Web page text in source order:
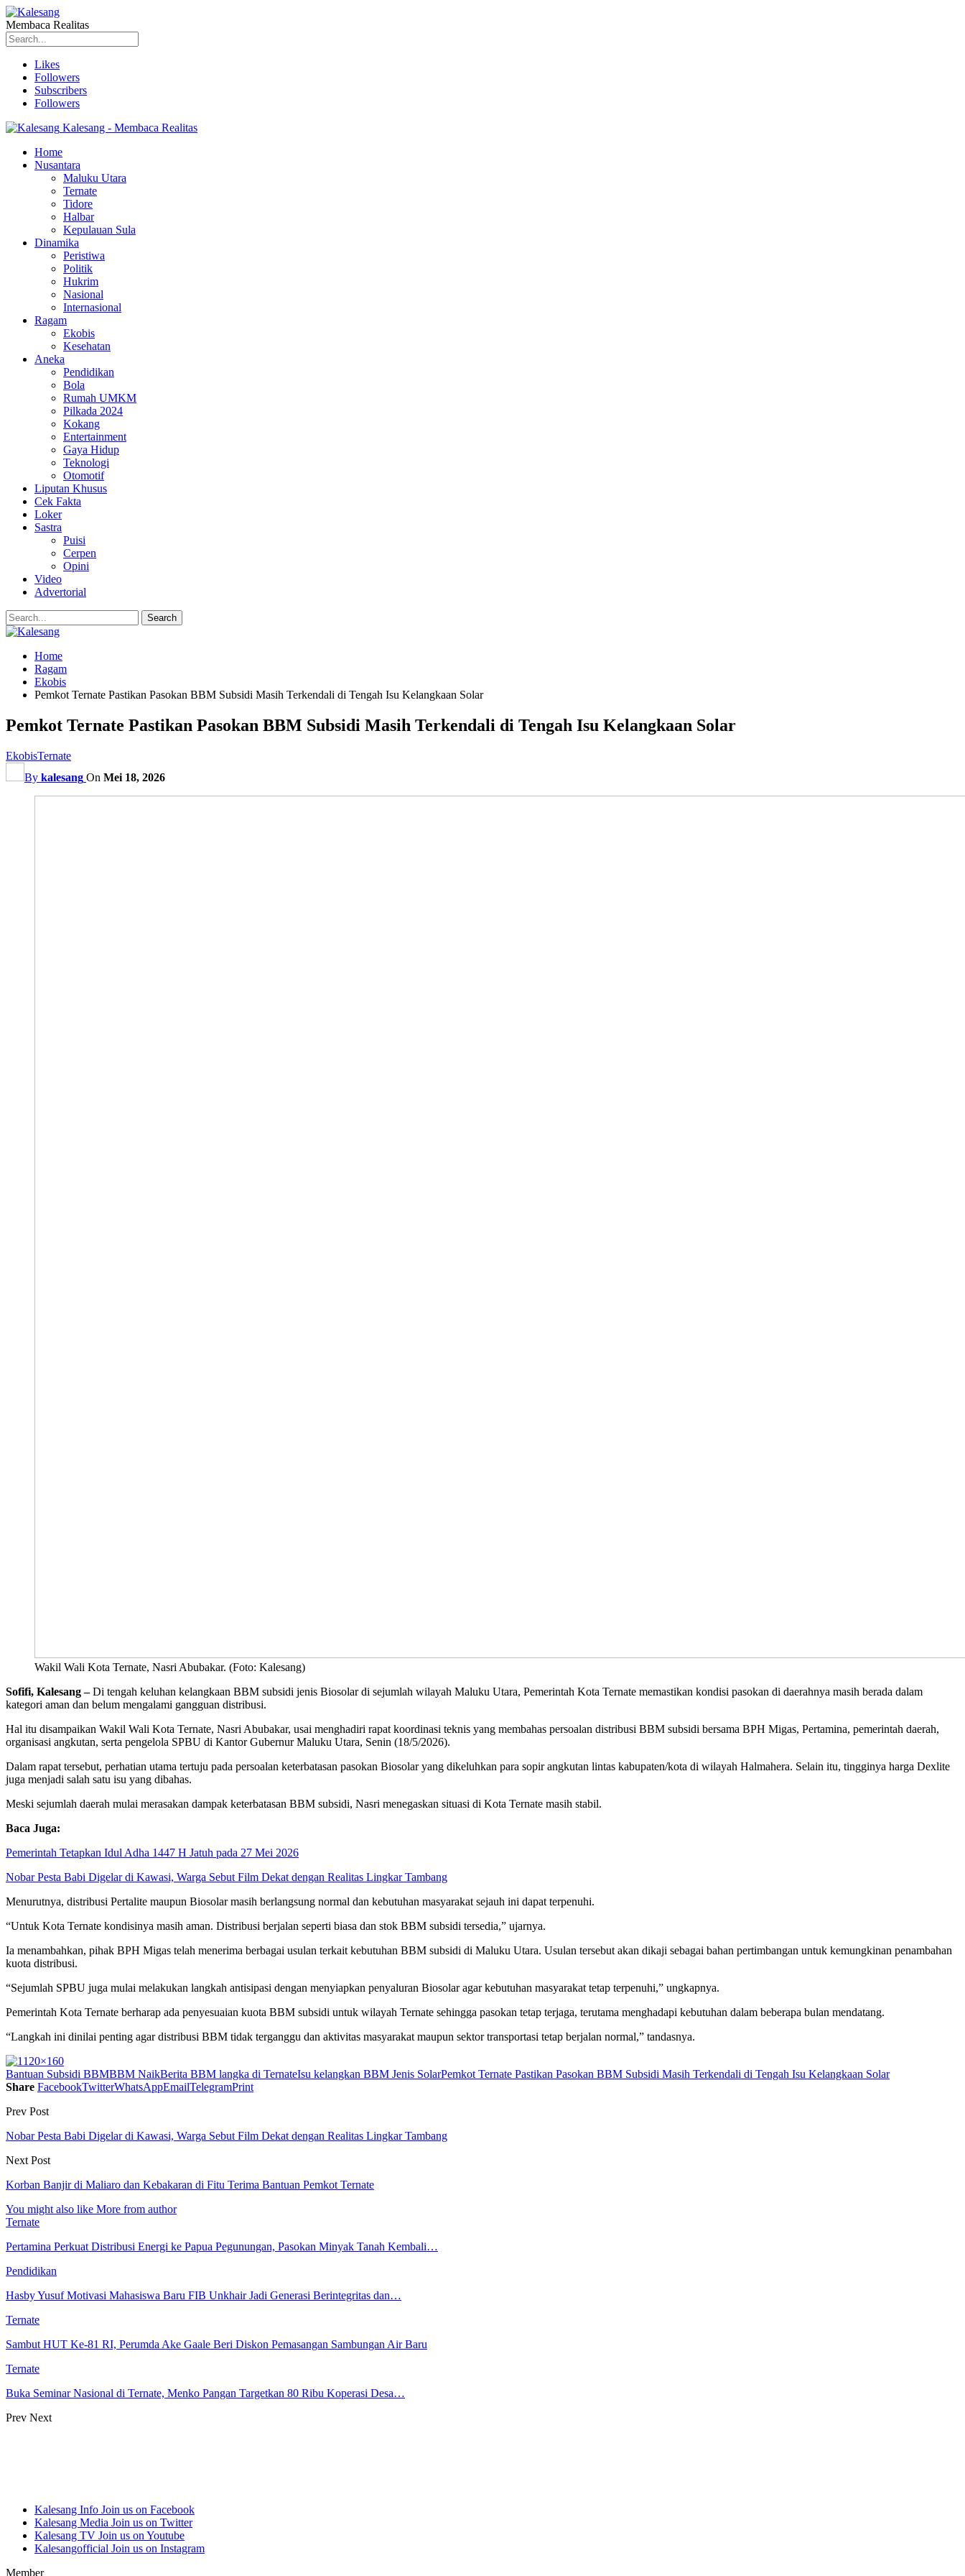
Membaca Realitas
Likes
Followers
Subscribers
Followers
Kalesang - Membaca Realitas
Home
Nusantara
Maluku Utara
Ternate
Tidore
Halbar
Kepulauan Sula
Dinamika
Peristiwa
Politik
Hukrim
Nasional
Internasional
Ragam
Ekobis
Kesehatan
Aneka
Pendidikan
Bola
Rumah UMKM
Pilkada 2024
Kokang
Entertainment
Gaya Hidup
Teknologi
Otomotif
Liputan Khusus
Cek Fakta
Loker
Sastra
Puisi
Cerpen
Opini
Video
Advertorial
Home
Ragam
Ekobis
Pemkot Ternate Pastikan Pasokan BBM Subsidi Masih Terkendali di Tengah Isu Kelangkaan Solar
Pemkot Ternate Pastikan Pasokan BBM Subsidi Masih Terkendali di Tengah Isu Kelangkaan Solar
EkobisTernate
By kalesang On Mei 18, 2026
Wakil Wali Kota Ternate, Nasri Abubakar. (Foto: Kalesang)
Sofifi, Kalesang –Di tengah keluhan kelangkaan BBM subsidi jenis Biosolar di sejumlah wilayah Maluku Utara, Pemerintah Kota Ternate memastikan kondisi pasokan di daerahnya masih berada dalam
kategori aman dan belum mengalami gangguan distribusi.
Hal itu disampaikan Wakil Wali Kota Ternate, Nasri Abubakar, usai menghadiri rapat koordinasi teknis yang membahas persoalan distribusi BBM subsidi bersama BPH Migas, Pertamina, pemerintah daerah,
organisasi angkutan, serta pengelola SPBU di Kantor Gubernur Maluku Utara, Senin (18/5/2026).
Dalam rapat tersebut, perhatian utama tertuju pada persoalan keterbatasan pasokan Biosolar yang dikeluhkan para sopir angkutan lintas kabupaten/kota di wilayah Halmahera. Selain itu, tingginya harga Dexlite
juga menjadi salah satu isu yang dibahas.
Meski sejumlah daerah mulai merasakan dampak keterbatasan BBM subsidi, Nasri menegaskan situasi di Kota Ternate masih stabil.
Baca Juga:
Pemerintah Tetapkan Idul Adha 1447 H Jatuh pada 27 Mei 2026
Nobar Pesta Babi Digelar di Kawasi, Warga Sebut Film Dekat dengan Realitas Lingkar Tambang
Menurutnya, distribusi Pertalite maupun Biosolar masih berlangsung normal dan kebutuhan masyarakat sejauh ini dapat terpenuhi.
“Untuk Kota Ternate kondisinya masih aman. Distribusi berjalan seperti biasa dan stok BBM subsidi tersedia,” ujarnya.
Ia menambahkan, pihak BPH Migas telah menerima berbagai usulan terkait kebutuhan BBM subsidi di Maluku Utara. Usulan tersebut akan dikaji sebagai bahan pertimbangan untuk kemungkinan penambahan
kuota distribusi.
“Sejumlah SPBU juga mulai melakukan langkah antisipasi dengan menyiapkan penyaluran Biosolar agar kebutuhan masyarakat tetap terpenuhi,” ungkapnya.
Pemerintah Kota Ternate berharap ada penyesuaian kuota BBM subsidi untuk wilayah Ternate sehingga pasokan tetap terjaga, terutama menghadapi kebutuhan dalam beberapa bulan mendatang.
“Langkah ini dinilai penting agar distribusi BBM tidak terganggu dan aktivitas masyarakat maupun sektor transportasi tetap berjalan normal,” tandasnya.
Bantuan Subsidi BBMBBM NaikBerita BBM langka di TernateIsu kelangkan BBM Jenis SolarPemkot Ternate Pastikan Pasokan BBM Subsidi Masih Terkendali di Tengah Isu Kelangkaan Solar
Share FacebookTwitterWhatsAppEmailTelegramPrint
Prev Post
Nobar Pesta Babi Digelar di Kawasi, Warga Sebut Film Dekat dengan Realitas Lingkar Tambang
Next Post
Korban Banjir di Maliaro dan Kebakaran di Fitu Terima Bantuan Pemkot Ternate
You might also like More from author
Ternate
Pertamina Perkuat Distribusi Energi ke Papua Pegunungan, Pasokan Minyak Tanah Kembali…
Pendidikan
Hasby Yusuf Motivasi Mahasiswa Baru FIB Unkhair Jadi Generasi Berintegritas dan…
Ternate
Sambut HUT Ke-81 RI, Perumda Ake Gaale Beri Diskon Pemasangan Sambungan Air Baru
Ternate
Buka Seminar Nasional di Ternate, Menko Pangan Targetkan 80 Ribu Koperasi Desa…
Prev Next
Kalesang Info Join us on Facebook
Kalesang Media Join us on Twitter
Kalesang TV Join us on Youtube
Kalesangofficial Join us on Instagram
Member